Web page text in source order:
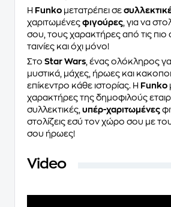
Η Funko μετατρέπει σε
χαριτωμένες φιγούρες , για να
σου, τους χαρακτήρες από τις
ταινίες και όχι μόνο!
Στο Star Wars , ένας ολόκληρος
μυστικά, μάχες, ήρωες και
επίκεντρο κάθε ιστορίας. H Funko
χαρακτήρες της δημοφιλούς
συλλεκτικές, υπέρ-χαριτωμένες
στολίζεις εσύ τον χώρο σου με
σου ήρωες!
Video